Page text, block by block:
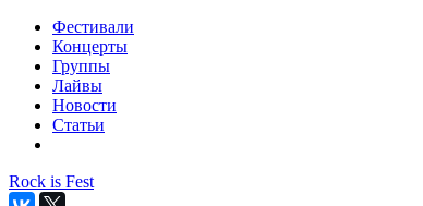
Фестивали
Концерты
Группы
Лайвы
Новости
Статьи
Rock is Fest